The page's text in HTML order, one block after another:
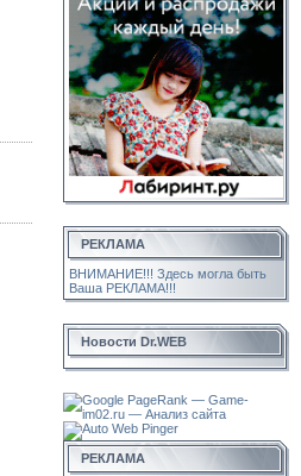
РЕКЛАМА
ВНИМАНИЕ!!! Здесь могла быть
Ваша РЕКЛАМА!!!
Новости Dr.WEB
РЕКЛАМА